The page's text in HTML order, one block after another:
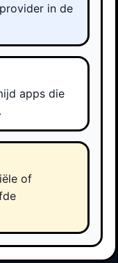
in de
apps die
of